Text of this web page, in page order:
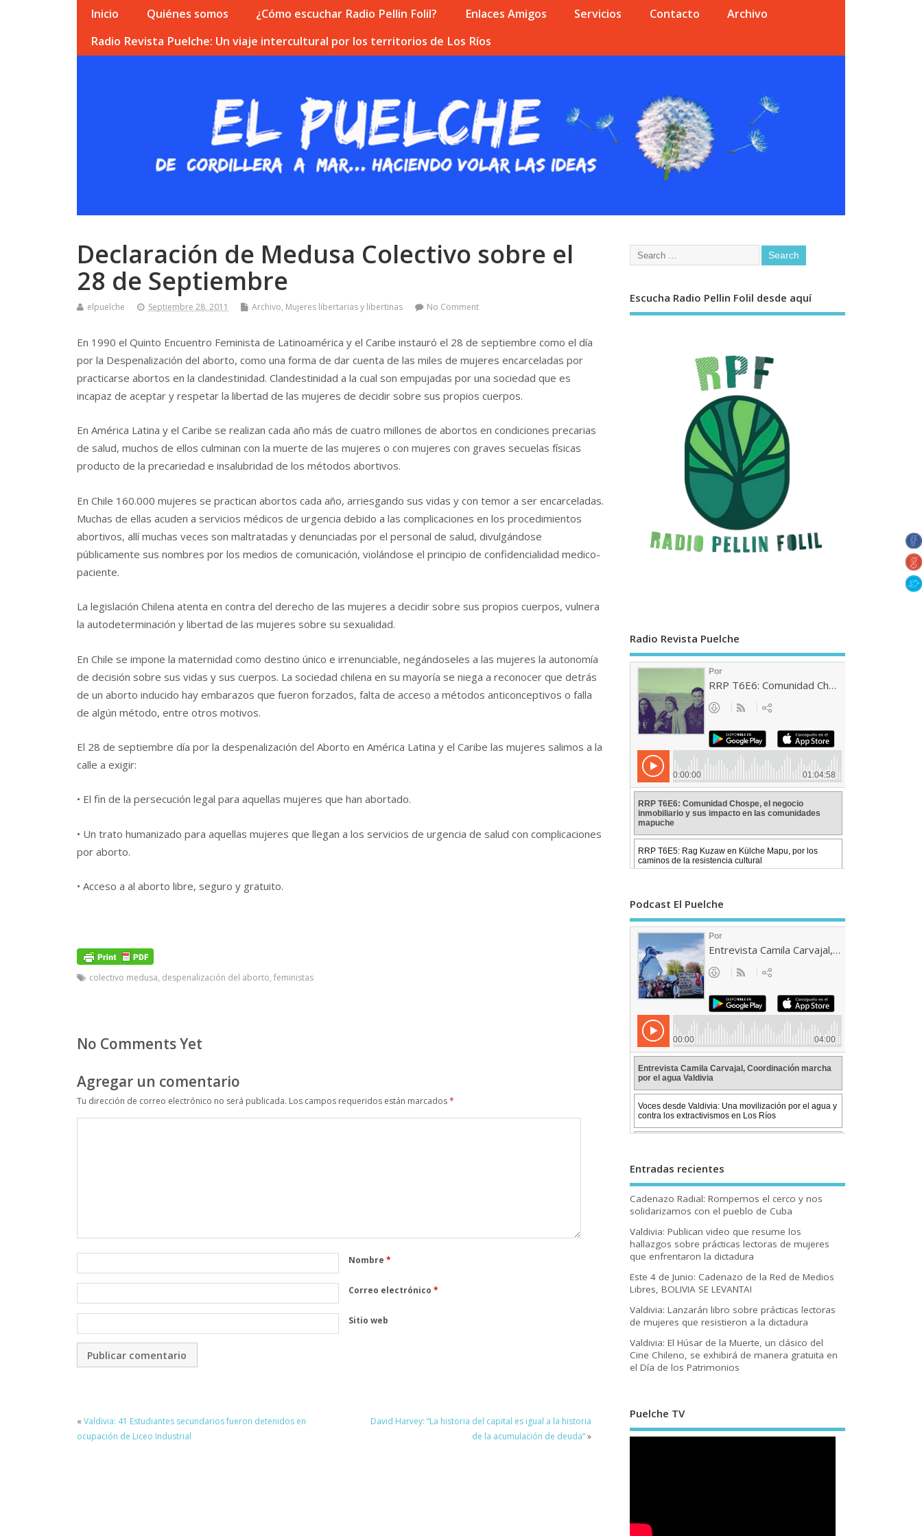
Inicio Quiénes somos ¿Cómo escuchar Radio Pellin Folil? Enlaces Amigos Servicios Contacto
Archivo
Radio Revista Puelche: Un viaje intercultural por los territorios de Los Ríos
Declaración de Medusa Colectivo sobre el
28 de Septiembre
elpuelche Septiembre 28, 2011 Archivo, Mujeres libertarias y libertinas No Comment
En 1990 el Quinto Encuentro Feminista de Latinoamérica y el Caribe instauró el 28 de septiembre como el día
por la Despenalización del aborto, como una forma de dar cuenta de las miles de mujeres encarceladas por
practicarse abortos en la clandestinidad. Clandestinidad a la cual son empujadas por una sociedad que es
incapaz de aceptar y respetar la libertad de las mujeres de decidir sobre sus propios cuerpos.
En América Latina y el Caribe se realizan cada año más de cuatro millones de abortos en condiciones precarias
de salud, muchos de ellos culminan con la muerte de las mujeres o con mujeres con graves secuelas físicas
producto de la precariedad e insalubridad de los métodos abortivos.
En Chile 160.000 mujeres se practican abortos cada año, arriesgando sus vidas y con temor a ser encarceladas.
Muchas de ellas acuden a servicios médicos de urgencia debido a las complicaciones en los procedimientos
abortivos, allí muchas veces son maltratadas y denunciadas por el personal de salud, divulgándose
públicamente sus nombres por los medios de comunicación, violándose el principio de confidencialidad medico-
paciente.
La legislación Chilena atenta en contra del derecho de las mujeres a decidir sobre sus propios cuerpos, vulnera
la autodeterminación y libertad de las mujeres sobre su sexualidad.
En Chile se impone la maternidad como destino único e irrenunciable, negándoseles a las mujeres la autonomía
de decisión sobre sus vidas y sus cuerpos. La sociedad chilena en su mayoría se niega a reconocer que detrás
de un aborto inducido hay embarazos que fueron forzados, falta de acceso a métodos anticonceptivos o falla
de algún método, entre otros motivos.
El 28 de septiembre día por la despenalización del Aborto en América Latina y el Caribe las mujeres salimos a la
calle a exigir:
• El fin de la persecución legal para aquellas mujeres que han abortado.
• Un trato humanizado para aquellas mujeres que llegan a los servicios de urgencia de salud con complicaciones
por aborto.
• Acceso a al aborto libre, seguro y gratuito.
colectivo medusa, despenalización del aborto, feministas
No Comments Yet
Agregar un comentario
Tu dirección de correo electrónico no será publicada. Los campos requeridos están marcados*
Nombre *
Correo electrónico *
Sitio web
« Valdivia: 41 Estudiantes secundarios fueron detenidos en
ocupación de Liceo Industrial
David Harvey: “La historia del capital es igual a la historia
de la acumulación de deuda”»
Escucha Radio Pellin Folil desde aquí
Radio Revista Puelche
Podcast El Puelche
Entradas recientes
Cadenazo Radial: Rompemos el cerco y nos
solidarizamos con el pueblo de Cuba
Valdivia: Publican video que resume los
hallazgos sobre prácticas lectoras de mujeres
que enfrentaron la dictadura
Este 4 de Junio: Cadenazo de la Red de Medios
Libres, BOLIVIA SE LEVANTA!
Valdivia: Lanzarán libro sobre prácticas lectoras
de mujeres que resistieron a la dictadura
Valdivia: El Húsar de la Muerte, un clásico del
Cine Chileno, se exhibirá de manera gratuita en
el Día de los Patrimonios
Puelche TV